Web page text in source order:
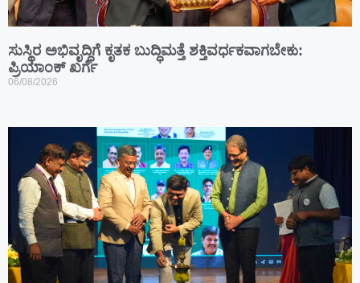
ಸುಸ್ಥಿರ ಅಭಿವೃದ್ಧಿಗೆ ಕೃತಕ ಬುದ್ಧಿಮತ್ತೆ ಶಕ್ತಿವರ್ಧಕವಾಗಬೇಕು:
ಪ್ರಿಯಾಂಕ್ ಖರ್ಗೆ
06/08/2026